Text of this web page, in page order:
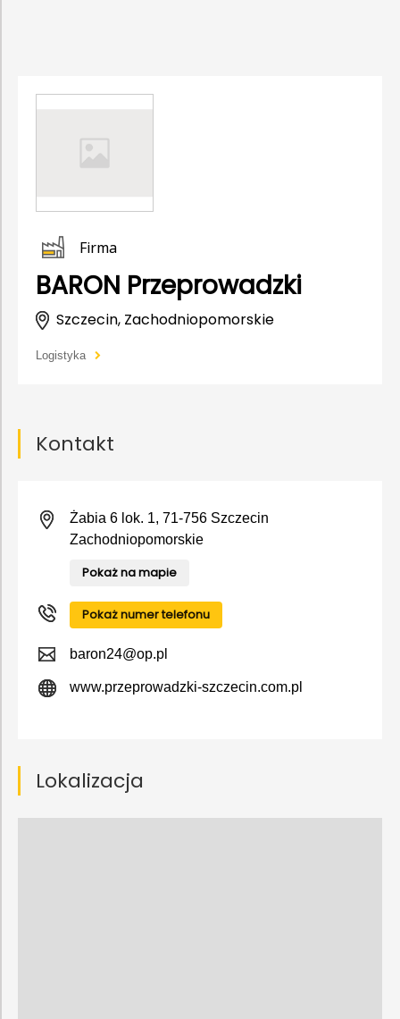
Firma
BARON Przeprowadzki
Szczecin, Zachodniopomorskie
Logistyka
Kontakt
Żabia 6 lok. 1, 71-756 Szczecin
Zachodniopomorskie
Pokaż na mapie
Pokaż numer telefonu
baron24@op.pl
www.przeprowadzki-szczecin.com.pl
Lokalizacja